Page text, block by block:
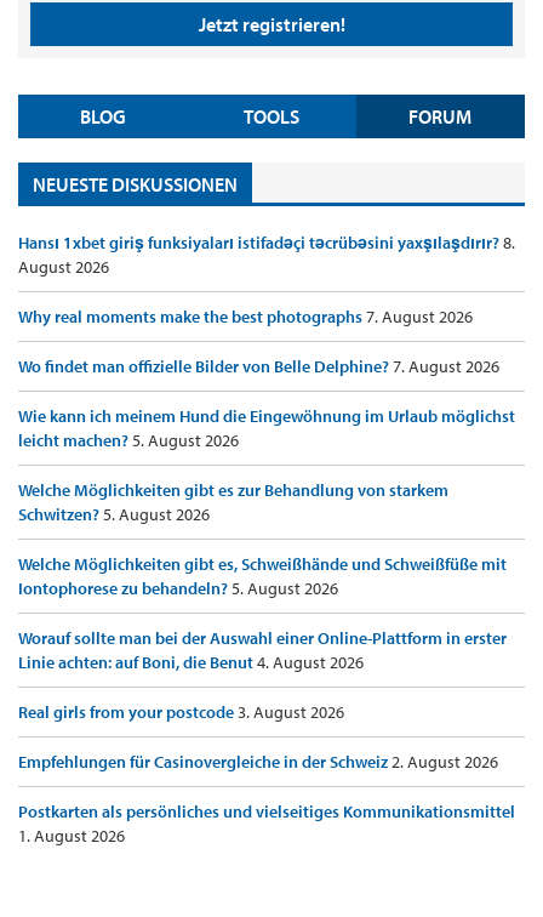
Jetzt registrieren!
BLOG TOOLS FORUM
NEUESTE DISKUSSIONEN
Hansı 1xbet giriş funksiyaları istifadəçi təcrübəsini yaxşılaşdırır?8.
August 2026
Why real moments make the best photographs7. August 2026
Wo findet man offizielle Bilder von Belle Delphine?7. August 2026
Wie kann ich meinem Hund die Eingewöhnung im Urlaub möglichst
leicht machen?5. August 2026
Welche Möglichkeiten gibt es zur Behandlung von starkem
Schwitzen?5. August 2026
Welche Möglichkeiten gibt es, Schweißhände und Schweißfüße mit
Iontophorese zu behandeln?5. August 2026
Worauf sollte man bei der Auswahl einer Online-Plattform in erster
Linie achten: auf Boni, die Benut4. August 2026
Real girls from your postcode3. August 2026
Empfehlungen für Casinovergleiche in der Schweiz2. August 2026
Postkarten als persönliches und vielseitiges Kommunikationsmittel
1. August 2026